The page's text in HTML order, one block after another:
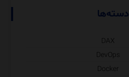
دسته‌ها
DAX
DevOps
Docker